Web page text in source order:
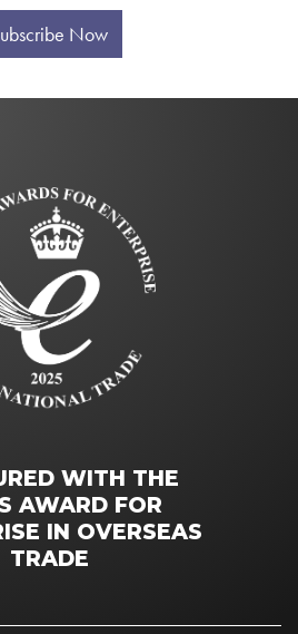
Now
WITH THE
AWARD FOR
IN OVERSEAS
TRADE